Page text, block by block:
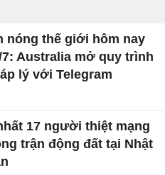
nóng thế giới hôm nay
7: Australia mở quy trình
lý với Telegram
17 người thiệt mạng
trận động đất tại Nhật